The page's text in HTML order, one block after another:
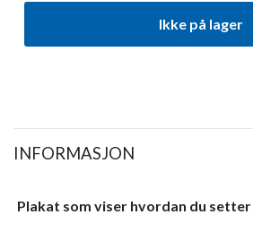
Ikke på lager
INFORMASJON
Plakat som viser hvordan du